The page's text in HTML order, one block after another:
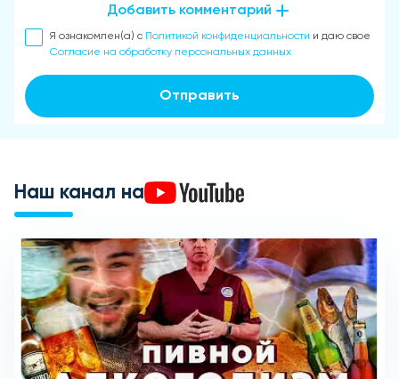
Добавить комментарий
Я ознакомлен(а) с Политикой конфиденциальности и даю свое
Согласие на обработку персональных данных
Отправить
Наш канал на